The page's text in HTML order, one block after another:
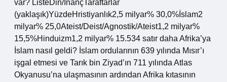
var? ListeDin/İnançTaraftarlar
(yaklaşık)YüzdeHristiyanlık2,5 milyar% 30,0%İslam2
milyar% 25,0Ateist/Deist/Agnostik/Ateist1,2 milyar%
15,5%Hinduizm1,2 milyar% 15.534 satır daha Afrika’ya
İslam nasıl geldi? İslam ordularının 639 yılında Mısır’ı
işgal etmesi ve Tarık bin Ziyad’ın 711 yılında Atlas
Okyanusu’na ulaşmasının ardından Afrika kıtasının